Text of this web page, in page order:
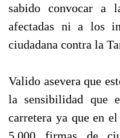
sabido convocar a
afectadas ni a los
ciudadana contra la
Valido asevera que
la sensibilidad que
carretera ya que en